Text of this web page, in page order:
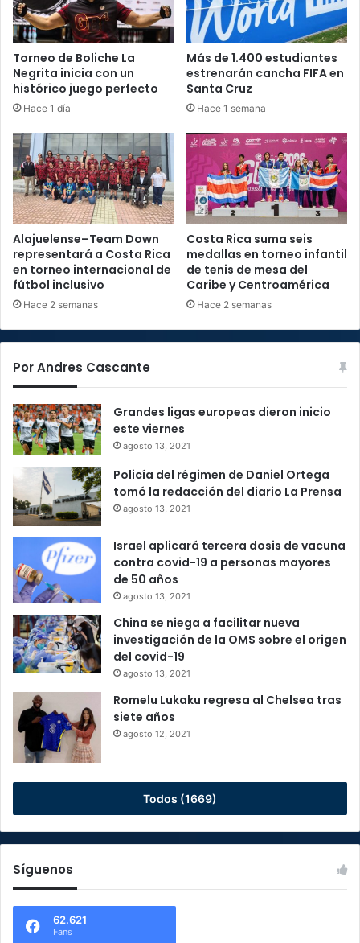
Torneo de Boliche La
Negrita inicia con un
histórico juego perfecto
Hace 1 día
Más de 1.400 estudiantes
estrenarán cancha FIFA en
Santa Cruz
Hace 1 semana
Alajuelense–Team Down
representará a Costa Rica
en torneo internacional de
fútbol inclusivo
Hace 2 semanas
Costa Rica suma seis
medallas en torneo infantil
de tenis de mesa del
Caribe y Centroamérica
Hace 2 semanas
Por Andres Cascante
Grandes ligas europeas dieron inicio
este viernes
agosto 13, 2021
Policía del régimen de Daniel Ortega
tomó la redacción del diario La Prensa
agosto 13, 2021
Israel aplicará tercera dosis de vacuna
contra covid-19 a personas mayores
de 50 años
agosto 13, 2021
China se niega a facilitar nueva
investigación de la OMS sobre el origen
del covid-19
agosto 13, 2021
Romelu Lukaku regresa al Chelsea tras
siete años
agosto 12, 2021
Todos (1669)
Síguenos
62.621
Fans